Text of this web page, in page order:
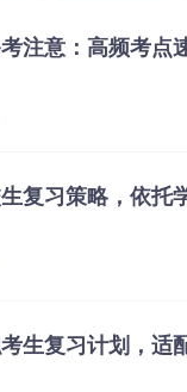
注意：高频考点
复习策略，依托
生复习计划，适